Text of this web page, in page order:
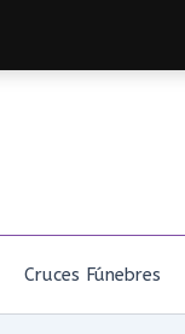
Cruces Fúnebres